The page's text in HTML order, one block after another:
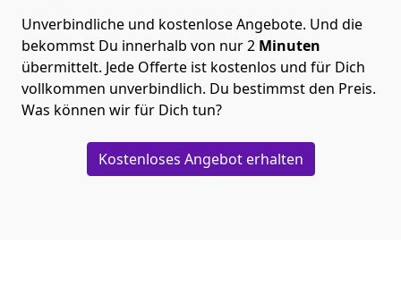
Unverbindliche und kostenlose Angebote. Und die
bekommst Du innerhalb von nur2 Minuten
übermittelt. Jede Offerte ist kostenlos und für Dich
vollkommen unverbindlich. Du bestimmst den Preis.
Was können wir für Dich tun?
Kostenloses Angebot erhalten